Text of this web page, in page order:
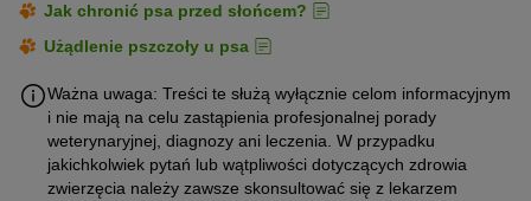
Jak chronić psa przed słońcem?
Użądlenie pszczoły u psa
Ważna uwaga: Treści te służą wyłącznie celom informacyjnym
i nie mają na celu zastąpienia profesjonalnej porady
weterynaryjnej, diagnozy ani leczenia. W przypadku
jakichkolwiek pytań lub wątpliwości dotyczących zdrowia
zwierzęcia należy zawsze skonsultować się z lekarzem